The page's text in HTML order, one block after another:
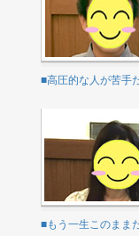
■高圧的な人が苦手
■もう一生このまま